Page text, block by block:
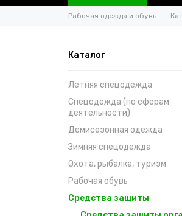
Рабочая одежда и обувь
Каталог
Летняя спецодежда
Спецодежда (по сферам
деятельности)
Демисезонная одежда
Зимняя спецодежда
Охота, рыбалка, туризм
Рабочая обувь
Средства защиты